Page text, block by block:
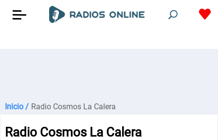
Inicio / Radio Cosmos La Calera
Radio Cosmos La Calera